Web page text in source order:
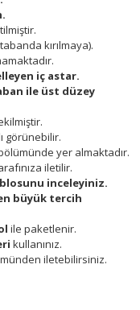
kırılmaya).
iç astar.
ile üst düzey
görünebilir.
yer almaktadır.
iletilir.
inceleyiniz.
büyük tercih
ile paketlenir.
kullanınız.
iletebilirsiniz.